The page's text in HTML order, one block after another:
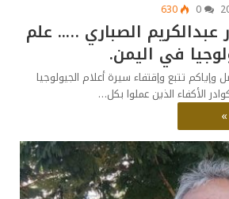
630
عبدالكريم الصباري ….. علم
في اليمن.
وإياكم تتبع وإقتفاء سيرة أعلام الجيولوجيا
الأكفاء الذين عملوا بكل…